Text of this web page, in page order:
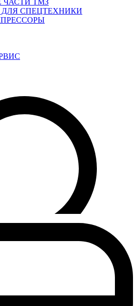
ДЛЯ СПЕЦТЕХНИКИ